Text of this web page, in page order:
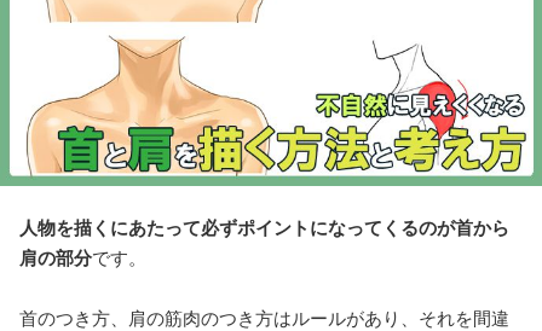
人物を描くにあたって必ずポイントになってくるのが首から
肩の部分です。
首のつき方、肩の筋肉のつき方はルールがあり、それを間違